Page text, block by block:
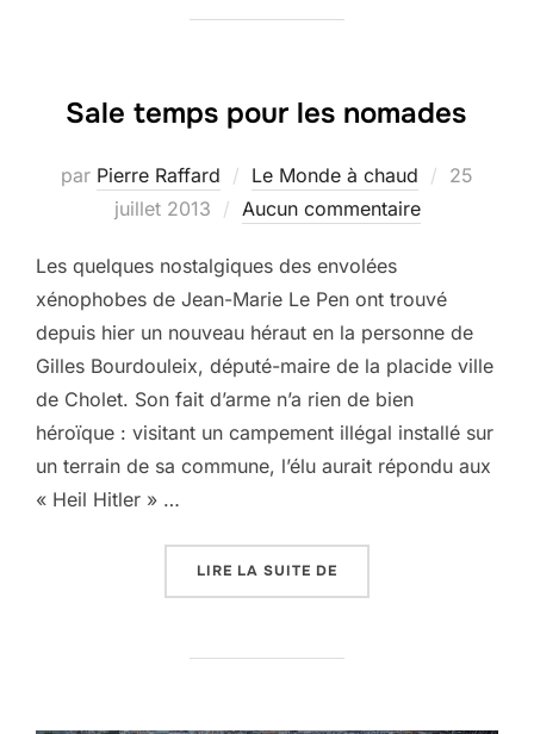
Sale temps pour les nomades
par Pierre Raffard Le Monde à chaud
Publié
25
juillet 2013
Aucun commentaire
Les quelques nostalgiques des envolées
xénophobes de Jean-Marie Le Pen ont trouvé
depuis hier un nouveau héraut en la personne de
Gilles Bourdouleix, député-maire de la placide ville
de Cholet. Son fait d’arme n’a rien de bien
héroïque : visitant un campement illégal installé sur
un terrain de sa commune, l’élu aurait répondu aux
« Heil Hitler » …
LIRE LA SUITE DE